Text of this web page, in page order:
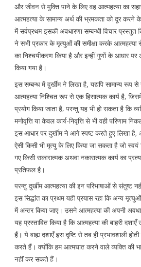
और जीवन से मुक्ति पाने के लिए वह आत्महत्या का
आत्महत्या के सामान्य अर्थ की भ्रमकता को दूर करने
में सर्वप्रथम इसकी अवधारणा सम्बन्धी विचार प्रस्तुत
ने सभी प्रकार के मृत्युओं की समीक्षा करके आत्महत्या
का निश्चयीकरण किया है और इन्हीं गुणों के आधार पर
किया गया है।
इस सम्बन्ध में दुर्खीम ने लिखा है, यद्यपि सामान्य रूप से
आत्महत्या निश्चित रूप से एक हिसात्मक कार्य है,
प्रयोग किया जाता है, परन्तु यह भी हो सकता है कि
मनोवृत्ति या केवल कार्य-निवृत्ति से भी वही परिणाम
इस आधार पर दुर्खीम ने आगे स्पष्ट करते हुए लिखा है,
ऐसी किसी भी मृत्यु के लिए किया जा सकता है जो स्वयं
गए किसी सकारात्मक अथवा नकारात्मक कार्य का
प्रतिफल है।
परन्तु दुर्खीम आत्महत्या की इन परिभाषाओं से
इस सिद्धांत का प्रथम यही प्रयास रहा कि अन्य मृत्युओं
में अन्तर किया जाए। उसने आत्महत्या की अपनी
यह प्रस्तावित किया है कि आत्महत्या की बाहरी
हैं। ये बाह्य दशाएँ इस दृष्टि से तब ही प्रभावशाली
करते हैं। क्योंकि हम आत्मघात करने वाले व्यक्ति की
नहीं कर सकते हैं।